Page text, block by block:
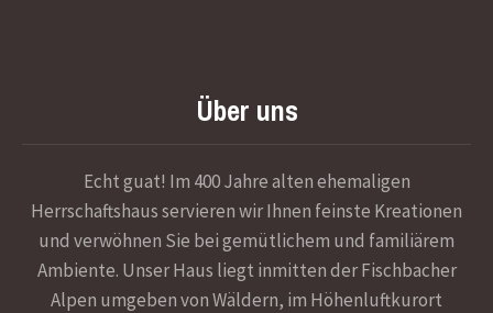
Über uns
Echt guat! Im 400 Jahre alten ehemaligen
Herrschaftshaus servieren wir Ihnen feinste Kreationen
und verwöhnen Sie bei gemütlichem und familiärem
Ambiente. Unser Haus liegt inmitten der Fischbacher
Alpen umgeben von Wäldern, im Höhenluftkurort